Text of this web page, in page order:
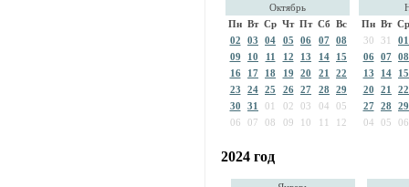
Октябрь
Пн Вт Ср Чт Пт Сб Вс
02
03 04 05 06 07 08
09
10 11 12 13 14
15
16
17 18 19 20 21
22
23
24 25 26 27 28
29
30
31 01 02 03 04
05
06
07 08 09 10 11 12
Пн Вт Ср
30
31
01
06
07 08
13
14
15
20
21
22
27
28
29
04
05 06
2024 год